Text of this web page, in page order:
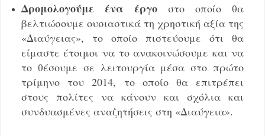
Δρομολογούμε ένα έργοστο οποίο θα
βελτιώσουμε ουσιαστικά τη χρηστική αξία της
«Διαύγειας», το οποίο πιστεύουμε ότι θα
είμαστε έτοιμοι να το ανακοινώσουμε και να
το θέσουμε σε λειτουργία μέσα στο πρώτο
τρίμηνο του 2014, το οποίο θα επιτρέπει
στους πολίτες να κάνουν και σχόλια και
συνδυασμένες αναζητήσεις στη «Διαύγεια».